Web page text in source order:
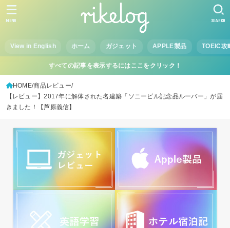
View in English ホーム ガジェット APPLE製品 TOEIC攻
SEARCH
MENU
すべての記事を表示するにはここをクリック！
HOME 商品レビュー
【レビュー】2017年に解体された名建築「ソニービル記念品ルーバー」が届
きました！【芦原義信】